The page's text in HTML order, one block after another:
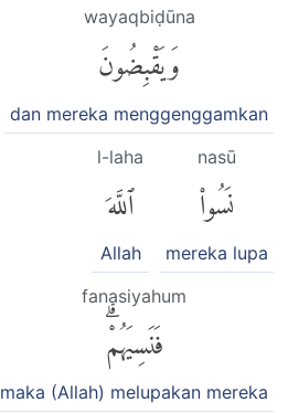
wayaqbiḍūna
وَيَقْبِضُونَ
dan mereka menggenggamkan
nasū
نَسُوا۟
mereka lupa
l-laha
ٱللَّهَ
Allah
fanasiyahum
فَنَسِيَهُمْۗ
maka (Allah) melupakan mereka